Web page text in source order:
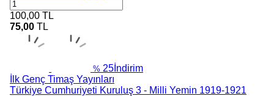
100,00 TL
75,00 TL
% 25 İndirim
İlk Genç Timaş Yayınları
Türkiye Cumhuriyeti Kuruluş 3 - Milli Yemin 1919-1921